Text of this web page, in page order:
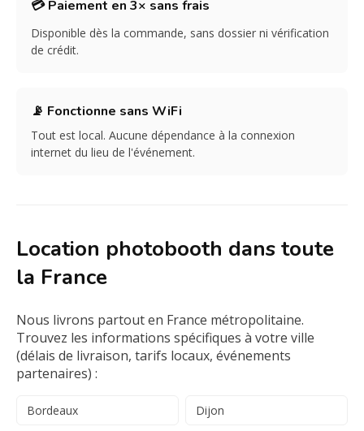
💳 Paiement en 3× sans frais
Disponible dès la commande, sans dossier ni vérification
de crédit.
📡 Fonctionne sans WiFi
Tout est local. Aucune dépendance à la connexion
internet du lieu de l'événement.
Location photobooth dans toute
la France
Nous livrons partout en France métropolitaine.
Trouvez les informations spécifiques à votre ville
(délais de livraison, tarifs locaux, événements
partenaires) :
Bordeaux Dijon